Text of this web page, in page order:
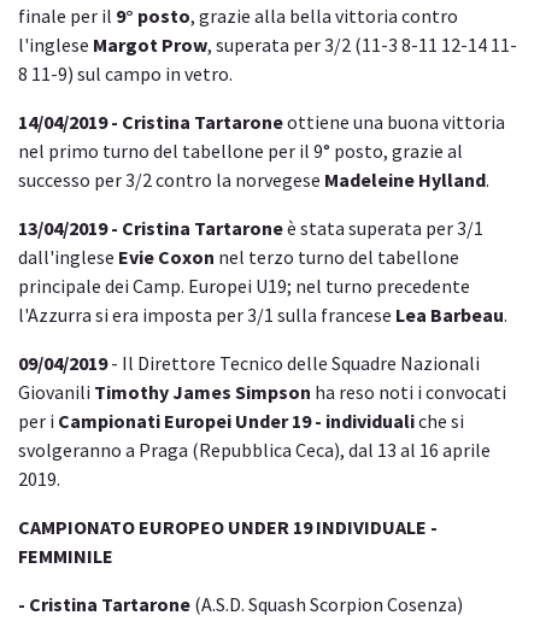
finale per il 9° posto, grazie alla bella vittoria contro
l'inglese Margot Prow, superata per 3/2 (11-3 8-11 12-14 11-
8 11-9) sul campo in vetro.
14/04/2019 - Cristina Tartaroneottiene una buona vittoria
nel primo turno del tabellone per il 9° posto, grazie al
successo per 3/2 contro la norvegese Madeleine Hylland.
13/04/2019 - Cristina Tartaroneè stata superata per 3/1
dall'inglese Evie Coxon nel terzo turno del tabellone
principale dei Camp. Europei U19; nel turno precedente
l'Azzurra si era imposta per 3/1 sulla francese Lea Barbeau.
09/04/2019- Il Direttore Tecnico delle Squadre Nazionali
Giovanili Timothy James Simpson ha reso noti i convocati
per i Campionati Europei Under 19 - individualiche si
svolgeranno a Praga (Repubblica Ceca), dal 13 al 16 aprile
2019.
CAMPIONATO EUROPEO UNDER 19 INDIVIDUALE -
FEMMINILE
- Cristina Tartarone (A.S.D. Squash Scorpion Cosenza)